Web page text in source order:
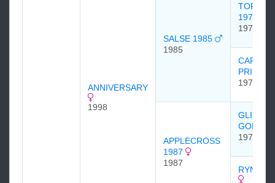
ANNIVERSARY
1998
SALSE 1985
1985
1974
1974
1974
APPLECROSS
1987
1987
GLINT
GOLD
1978